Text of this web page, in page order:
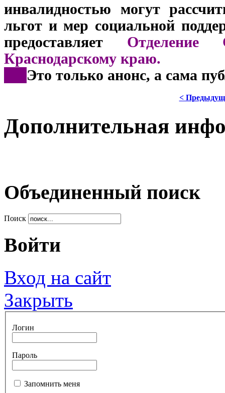
инвалидностью могут
льгот и мер социальной
предоставляет
Краснодарскому краю.
Это только анонс, а сама
<
Дополнительная
Объединенный поиск
Поиск
Войти
Вход на сайт
Закрыть
Логин
Пароль
Запомнить меня